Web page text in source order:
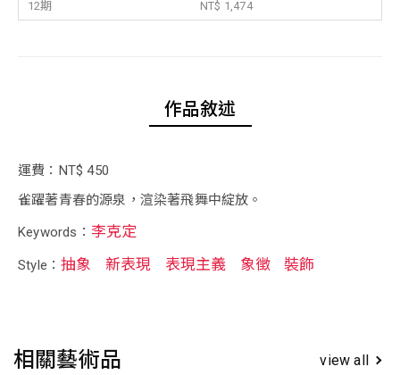
12期
NT$ 1,474
作品敘述
運費：NT$ 450
雀躍著青春的源泉，渲染著飛舞中綻放。
Keywords： 李克定
Style：抽象 新表現 表現主義 象徵 裝飾
相關藝術品 view all